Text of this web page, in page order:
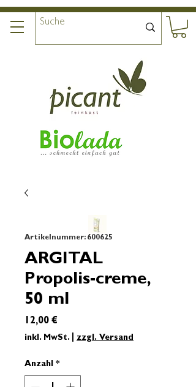
Artikelnummer: 600625
ARGITAL
Propolis-creme,
50 ml
12,00 €
inkl. MwSt.| zzgl. Versand
Anzahl *